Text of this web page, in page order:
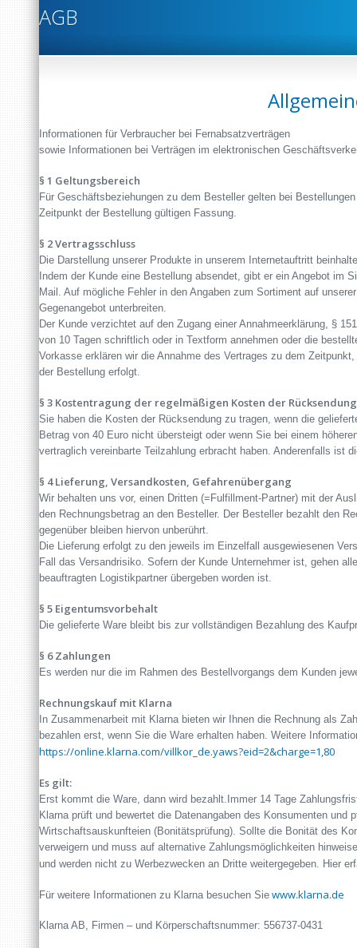
AGB
Informationen für Verbraucher bei Fernabsatzverträgen
sowie Informationen bei Verträgen im elektronischen
§ 1 Geltungsbereich
Für Geschäftsbeziehungen zu dem Besteller gelten bei
Zeitpunkt der Bestellung gültigen Fassung.
§ 2 Vertragsschluss
Die Darstellung unserer Produkte in unserem Internetauftritt
Indem der Kunde eine Bestellung absendet, gibt er ein Angebot im
Mail. Auf mögliche Fehler in den Angaben zum Sortiment auf
Gegenangebot unterbreiten.
Der Kunde verzichtet auf den Zugang einer Annahmeerklärung, §
von 10 Tagen schriftlich oder in Textform annehmen oder die
Vorkasse erklären wir die Annahme des Vertrages zu dem
der Bestellung erfolgt.
§ 3 Kostentragung der regelmäßigen Kosten der
Sie haben die Kosten der Rücksendung zu tragen, wenn die
Betrag von 40 Euro nicht übersteigt oder wenn Sie bei einem
vertraglich vereinbarte Teilzahlung erbracht haben. Anderenfalls ist
§ 4 Lieferung, Versandkosten, Gefahrenübergang
Wir behalten uns vor, einen Dritten (=Fulfillment-Partner) mit der
den Rechnungsbetrag an den Besteller. Der Besteller bezahlt den
gegenüber bleiben hiervon unberührt.
Die Lieferung erfolgt zu den jeweils im Einzelfall ausgewiesenen
Fall das Versandrisiko. Sofern der Kunde Unternehmer ist, gehen
beauftragten Logistikpartner übergeben worden ist.
§ 5 Eigentumsvorbehalt
Die gelieferte Ware bleibt bis zur vollständigen Bezahlung des
§ 6 Zahlungen
Es werden nur die im Rahmen des Bestellvorgangs dem Kunden
Rechnungskauf mit Klarna
In Zusammenarbeit mit Klarna bieten wir Ihnen die Rechnung als
bezahlen erst, wenn Sie die Ware erhalten haben. Weitere
https://online.klarna.com/villkor_de.yaws?eid=2&charge=1,80
Es gilt:
Erst kommt die Ware, dann wird bezahlt.Immer 14 Tage
Klarna prüft und bewertet die Datenangaben des Konsumenten
Wirtschaftsauskunfteien (Bonitätsprüfung). Sollte die Bonität des
verweigern und muss auf alternative Zahlungsmöglichkeiten
und werden nicht zu Werbezwecken an Dritte weitergegeben. Hier
Für weitere Informationen zu Klarna besuchen Sie www.klarna.de
Klarna AB, Firmen – und Körperschaftsnummer: 556737-0431